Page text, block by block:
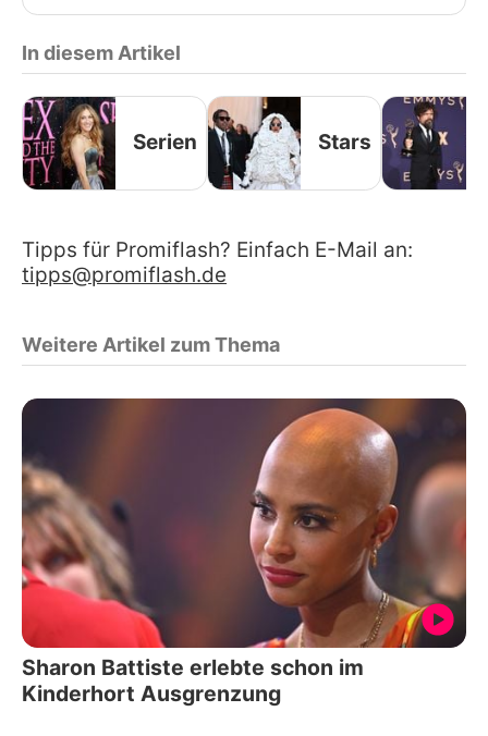
In diesem Artikel
Serien Stars
Tipps für Promiflash? Einfach E-Mail an:
tipps@promiflash.de
Weitere Artikel zum Thema
Sharon Battiste erlebte schon im
Kinderhort Ausgrenzung